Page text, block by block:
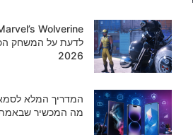
לדעת על המשחק
2026
מה המכשיר